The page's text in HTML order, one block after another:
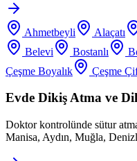
Ahmetbeyli Alaçatı
Belevi
Bostanlı
Çeşme Boyalık
Çeşme
Evde Dikiş Atma ve
Doktor kontrolünde sütur
Manisa, Aydın, Muğla,